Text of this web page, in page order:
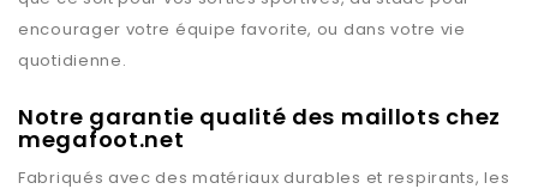
encourager votre équipe favorite, ou dans votre vie
quotidienne.
Notre garantie qualité des maillots chez
megafoot.net
Fabriqués avec des matériaux durables et respirants, les